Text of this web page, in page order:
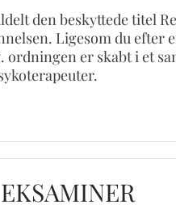
den beskyttede titel
Ligesom du efter
ordningen er skabt i et